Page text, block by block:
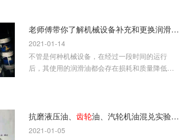
老师傅带你了解机械设备补充和更换润滑油的注意事项
2021-01-14
不管是何种机械设备，在经过一段时间的运行
后，其使用的润滑油都会存在损耗和质量降低的
抗磨液压油、 齿轮油、汽轮机油混兑实验报告
2021-01-05